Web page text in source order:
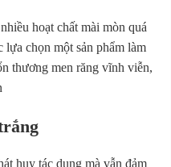
hoạt chất mài mòn quá
lựa chọn một sản phẩm làm
thương men răng vĩnh viễn,
huy tác dụng mà vẫn đảm